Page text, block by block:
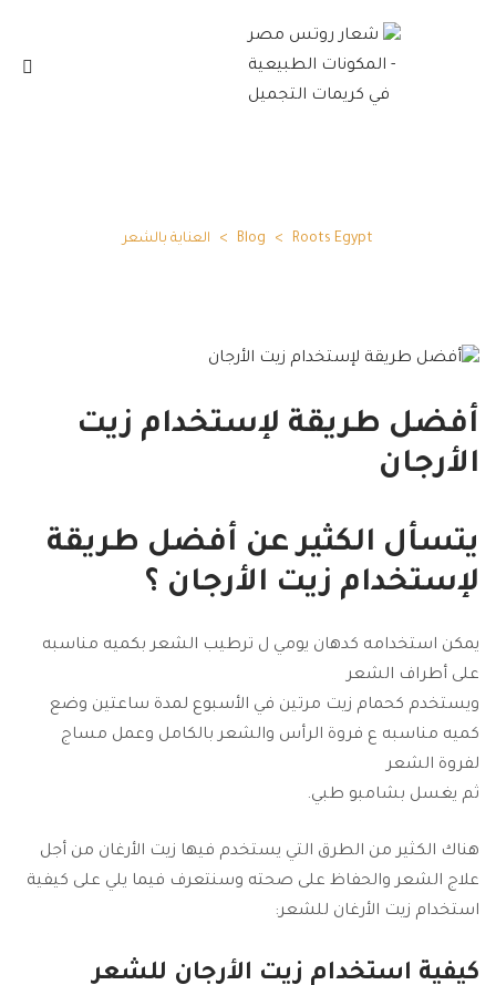
Roots Egypt
>
Blog
> العناية بالشعر
أفضل طريقة لإستخدام زيت
الأرجان
يتسأل الكثير عن أفضل طريقة
لإستخدام زيت الأرجان ؟
يمكن استخدامه كدهان يومي ل ترطيب الشعر بكميه مناسبه
على أطراف الشعر
ويستخدم كحمام زيت مرتين في الأسبوع لمدة ساعتين وضع
كميه مناسبه ع فروة الرأس والشعر بالكامل وعمل مساج
لفروة الشعر
ثم يغسل بشامبو طبي.
هناك الكثير من الطرق التي يستخدم فيها زيت الأرغان من أجل
علاج الشعر والحفاظ على صحته وسنتعرف فيما يلي على كيفية
استخدام زيت الأرغان للشعر:
كيفية استخدام زيت الأرجان للشعر